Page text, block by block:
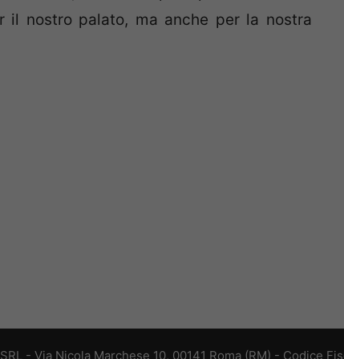
il nostro palato, ma anche per la nostra
- Via Nicola Marchese 10, 00141 Roma (RM) - Codice